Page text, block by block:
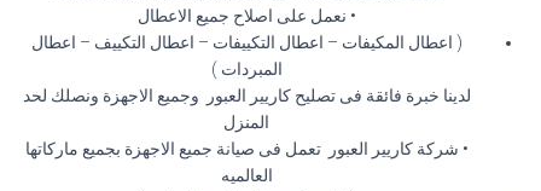
• نعمل على اصلاح جميع الاعطال
( اعطال المكيفات – اعطال التكييفات – اعطال التكييف – اعطال
المبردات )
لدينا خبرة فائقة فى تصليح كاريير العبور وجميع الاجهزة ونصلك لحد
المنزل
• شركة كاريير العبور تعمل فى صيانة جميع الاجهزة بجميع ماركاتها
العالميه